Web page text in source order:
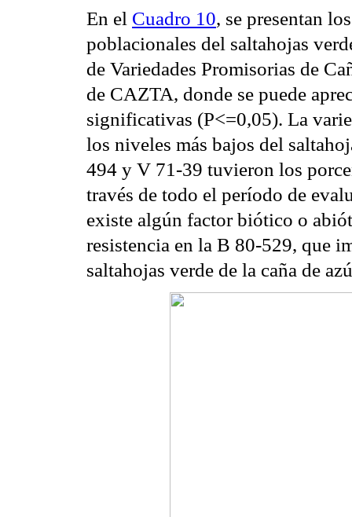
En el Cuadro 10, se presentan
poblacionales del saltahojas
de Variedades Promisorias de
de CAZTA, donde se puede
significativas (P<=0,05). La
los niveles más bajos del
494 y V 71-39 tuvieron los
través de todo el período de
existe algún factor biótico o
resistencia en la B 80-529, que
saltahojas verde de la caña de